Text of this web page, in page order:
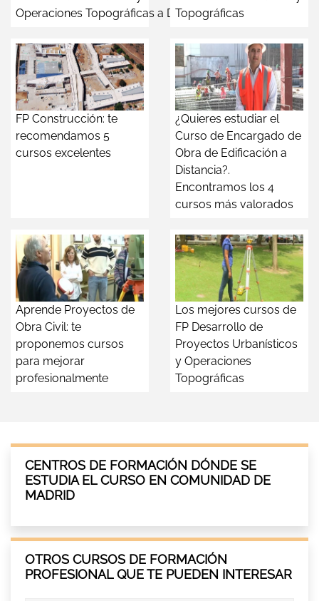
Operaciones Topográficas a Distancia
Topográficas
FP Construcción: te
recomendamos 5
cursos excelentes
¿Quieres estudiar el
Curso de Encargado de
Obra de Edificación a
Distancia?.
Encontramos los 4
cursos más valorados
Aprende Proyectos de
Obra Civil: te
proponemos cursos
para mejorar
profesionalmente
Los mejores cursos de
FP Desarrollo de
Proyectos Urbanísticos
y Operaciones
Topográficas
CENTROS DE FORMACIÓN DÓNDE SE
ESTUDIA EL CURSO EN COMUNIDAD DE
MADRID
OTROS CURSOS DE FORMACIÓN
PROFESIONAL QUE TE PUEDEN INTERESAR